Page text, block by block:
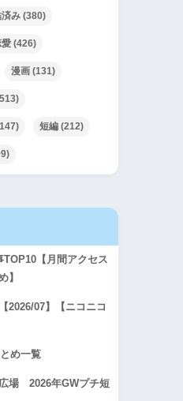
み (380)
(426)
漫画 (131)
短編 (212)
TOP10【月間アクセス
】
2026/07】【ニコニコ
め一覧
広場 2026年GWプチ短